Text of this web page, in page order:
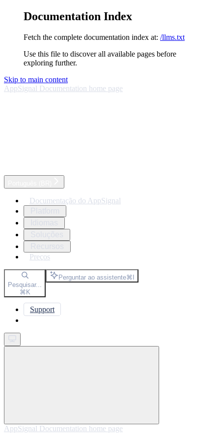
Documentation Index
Fetch the complete documentation index at: /llms.txt
Use this file to discover all available pages before
exploring further.
Skip to main content
AppSignal Documentation home page
Documentação do AppSignal
Preços
Pesquisar...
⌘K
Perguntar ao assistente⌘I
Support
AppSignal Documentation home page